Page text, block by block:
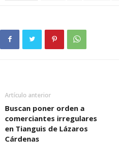
Artículo anterior
Buscan poner orden a
comerciantes irregulares
en Tianguis de Lázaros
Cárdenas